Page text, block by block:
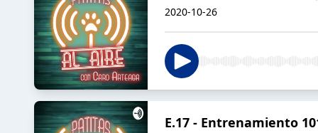
2020-10-26
E.17 - Entrenamiento